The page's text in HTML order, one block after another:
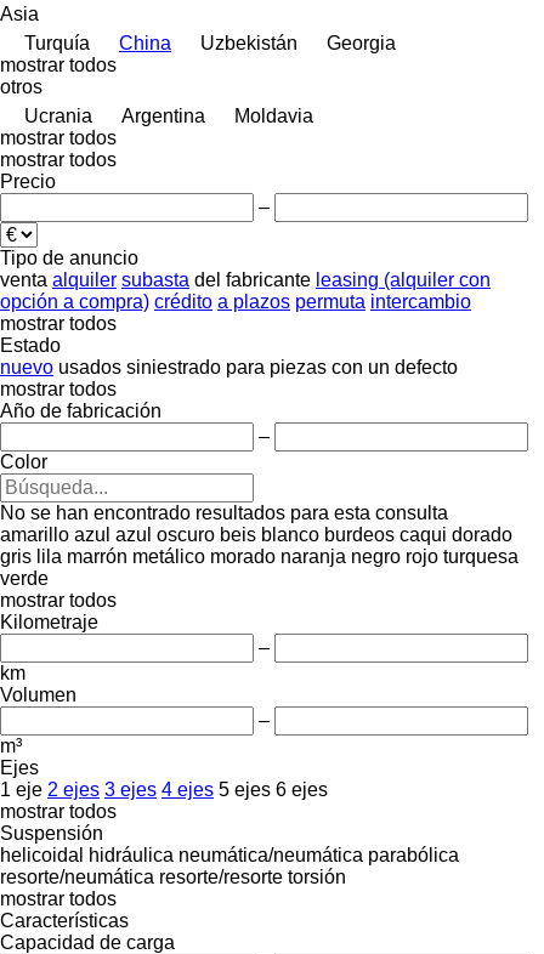
Asia
Turquía
China Uzbekistán
Georgia
mostrar todos
otros
Ucrania
Argentina
Moldavia
mostrar todos
mostrar todos
Precio
–
Tipo de anuncio
venta alquiler subasta del fabricante leasing (alquiler con
opción a compra) crédito a plazos permuta intercambio
mostrar todos
Estado
nuevo usados siniestrado para piezas con un defecto
mostrar todos
Año de fabricación
–
Color
No se han encontrado resultados para esta consulta
amarillo azul azul oscuro beis blanco burdeos caqui dorado
gris lila marrón metálico morado naranja negro rojo turquesa
verde
mostrar todos
Kilometraje
–
km
Volumen
–
m³
Ejes
1 eje 2 ejes 3 ejes 4 ejes 5 ejes 6 ejes
mostrar todos
Suspensión
helicoidal
hidráulica neumática/neumática parabólica
resorte/neumática resorte/resorte torsión
mostrar todos
Características
Capacidad de carga